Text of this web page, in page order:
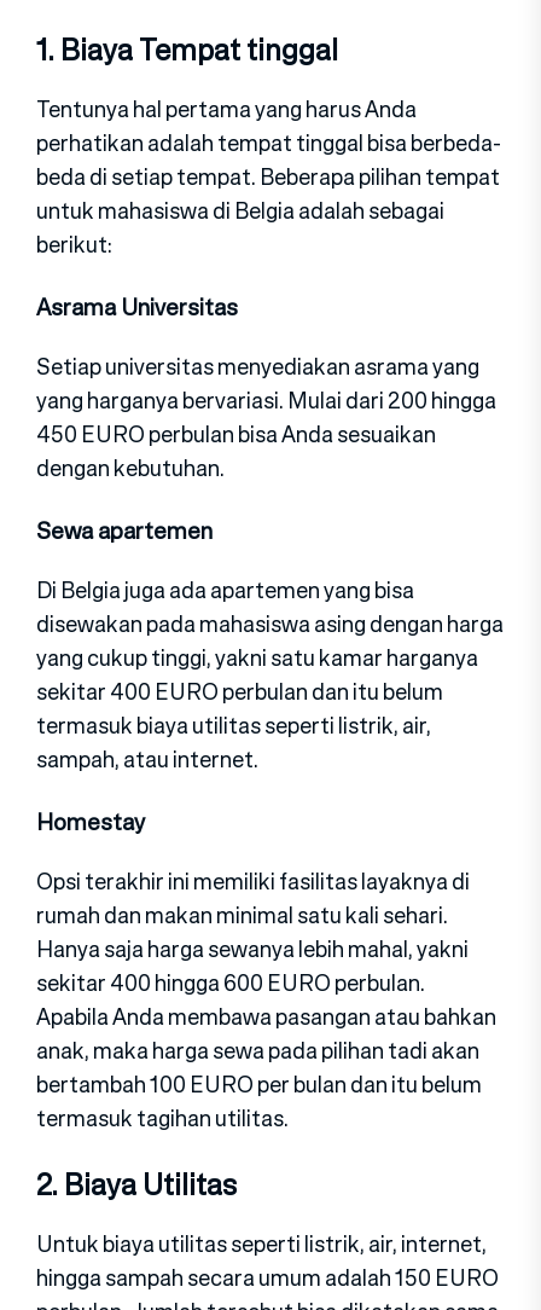
1. Biaya Tempat tinggal
Tentunya hal pertama yang harus Anda
perhatikan adalah tempat tinggal bisa berbeda-
beda di setiap tempat. Beberapa pilihan tempat
untuk mahasiswa di Belgia adalah sebagai
berikut:
Asrama Universitas
Setiap universitas menyediakan asrama yang
yang harganya bervariasi. Mulai dari 200 hingga
450 EURO perbulan bisa Anda sesuaikan
dengan kebutuhan.
Sewa apartemen
Di Belgia juga ada apartemen yang bisa
disewakan pada mahasiswa asing dengan harga
yang cukup tinggi, yakni satu kamar harganya
sekitar 400 EURO perbulan dan itu belum
termasuk biaya utilitas seperti listrik, air,
sampah, atau internet.
Homestay
Opsi terakhir ini memiliki fasilitas layaknya di
rumah dan makan minimal satu kali sehari.
Hanya saja harga sewanya lebih mahal, yakni
sekitar 400 hingga 600 EURO perbulan.
Apabila Anda membawa pasangan atau bahkan
anak, maka harga sewa pada pilihan tadi akan
bertambah 100 EURO per bulan dan itu belum
termasuk tagihan utilitas.
2. Biaya Utilitas
Untuk biaya utilitas seperti listrik, air, internet,
hingga sampah secara umum adalah 150 EURO